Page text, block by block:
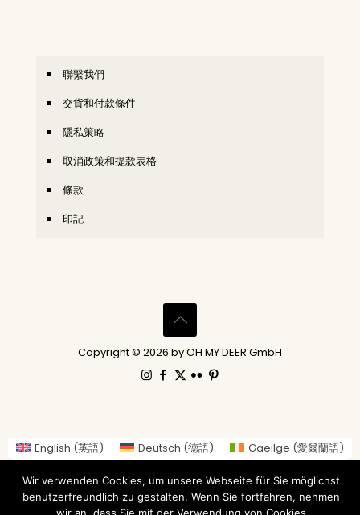
聯繫我們
交貨和付款條件
隱私策略
取消政策和提款表格
條款
印記
Copyright © 2026 by OH MY DEER GmbH
English (英語) Deutsch (德語) Gaeilge (愛爾蘭語)
Suomi(芬蘭語 ) Français(法語)
Italiano(義大利語) 日本語(日語)
Wir verwenden Cookies, um unsere Webseite für Sie möglichst
benutzerfreundlich zu gestalten. Wenn Sie fortfahren, nehmen